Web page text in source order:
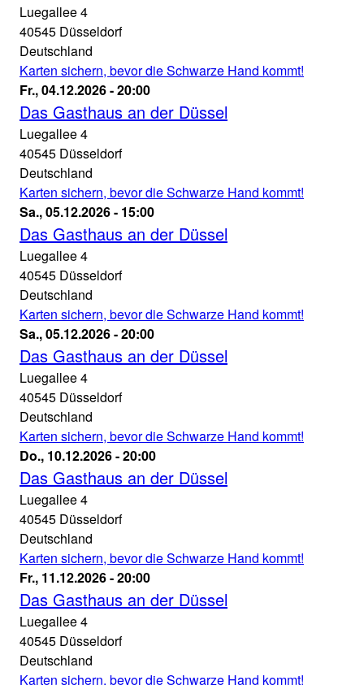
28.11.2026
-
20:00
an
der
Düssel
Theater
an
der
Luegallee
03.12.2026
-
20:00
Luegallee 4
40545 Düsseldorf
Deutschland
Karten sichern, bevor die Schwarze Hand kommt!
Das
Gasthaus
an
der
Düssel
Theater
an
der
Luegallee
04.12.2026
-
20:00
Fr., 04.12.2026 - 20:00
Das Gasthaus an der Düssel
Luegallee 4
40545 Düsseldorf
Deutschland
Karten sichern, bevor die Schwarze Hand kommt!
Das
Gasthaus
an
der
Düssel
Theater
an
der
Luegallee
05.12.2026
-
15:00
Sa., 05.12.2026 - 15:00
Das Gasthaus an der Düssel
Luegallee 4
40545 Düsseldorf
Deutschland
Karten sichern, bevor die Schwarze Hand kommt!
Das
Gasthaus
an
der
Düssel
Theater
an
der
Luegallee
05.12.2026
-
20:00
Sa., 05.12.2026 - 20:00
Das Gasthaus an der Düssel
Luegallee 4
40545 Düsseldorf
Deutschland
Karten sichern, bevor die Schwarze Hand kommt!
Das
Gasthaus
an
der
Düssel
Theater
an
der
Luegallee
10.12.2026
-
20:00
Do., 10.12.2026 - 20:00
Das Gasthaus an der Düssel
Luegallee 4
40545 Düsseldorf
Deutschland
Karten sichern, bevor die Schwarze Hand kommt!
Das
Gasthaus
an
der
Düssel
Theater
Fr., 11.12.2026 - 20:00
Das Gasthaus an der Düssel
Luegallee 4
40545 Düsseldorf
Deutschland
Karten sichern, bevor die Schwarze Hand kommt!